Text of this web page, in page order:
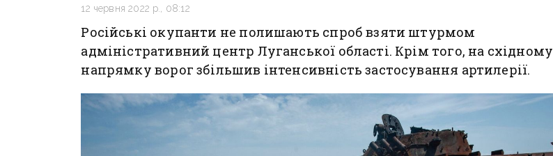
12 червня 2022 р., 08:12
Російські окупанти не полишають спроб взяти штурмом
адміністративний центр Луганської області. Крім того, на східному
напрямку ворог збільшив інтенсивність застосування артилерії.